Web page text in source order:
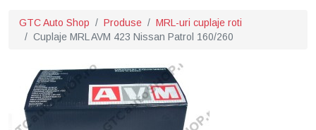
GTC Auto Shop Produse
MRL-uri cuplaje roti
Cuplaje MRL AVM 423 Nissan Patrol 160/260